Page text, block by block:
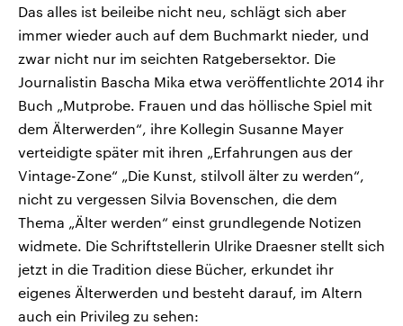
Das alles ist beileibe nicht neu, schlägt sich aber
immer wieder auch auf dem Buchmarkt nieder, und
zwar nicht nur im seichten Ratgebersektor. Die
Journalistin Bascha Mika etwa veröffentlichte 2014 ihr
Buch „Mutprobe. Frauen und das höllische Spiel mit
dem Älterwerden“, ihre Kollegin Susanne Mayer
verteidigte später mit ihren „Erfahrungen aus der
Vintage-Zone“ „Die Kunst, stilvoll älter zu werden“,
nicht zu vergessen Silvia Bovenschen, die dem
Thema „Älter werden“ einst grundlegende Notizen
widmete. Die Schriftstellerin Ulrike Draesner stellt sich
jetzt in die Tradition diese Bücher, erkundet ihr
eigenes Älterwerden und besteht darauf, im Altern
auch ein Privileg zu sehen: